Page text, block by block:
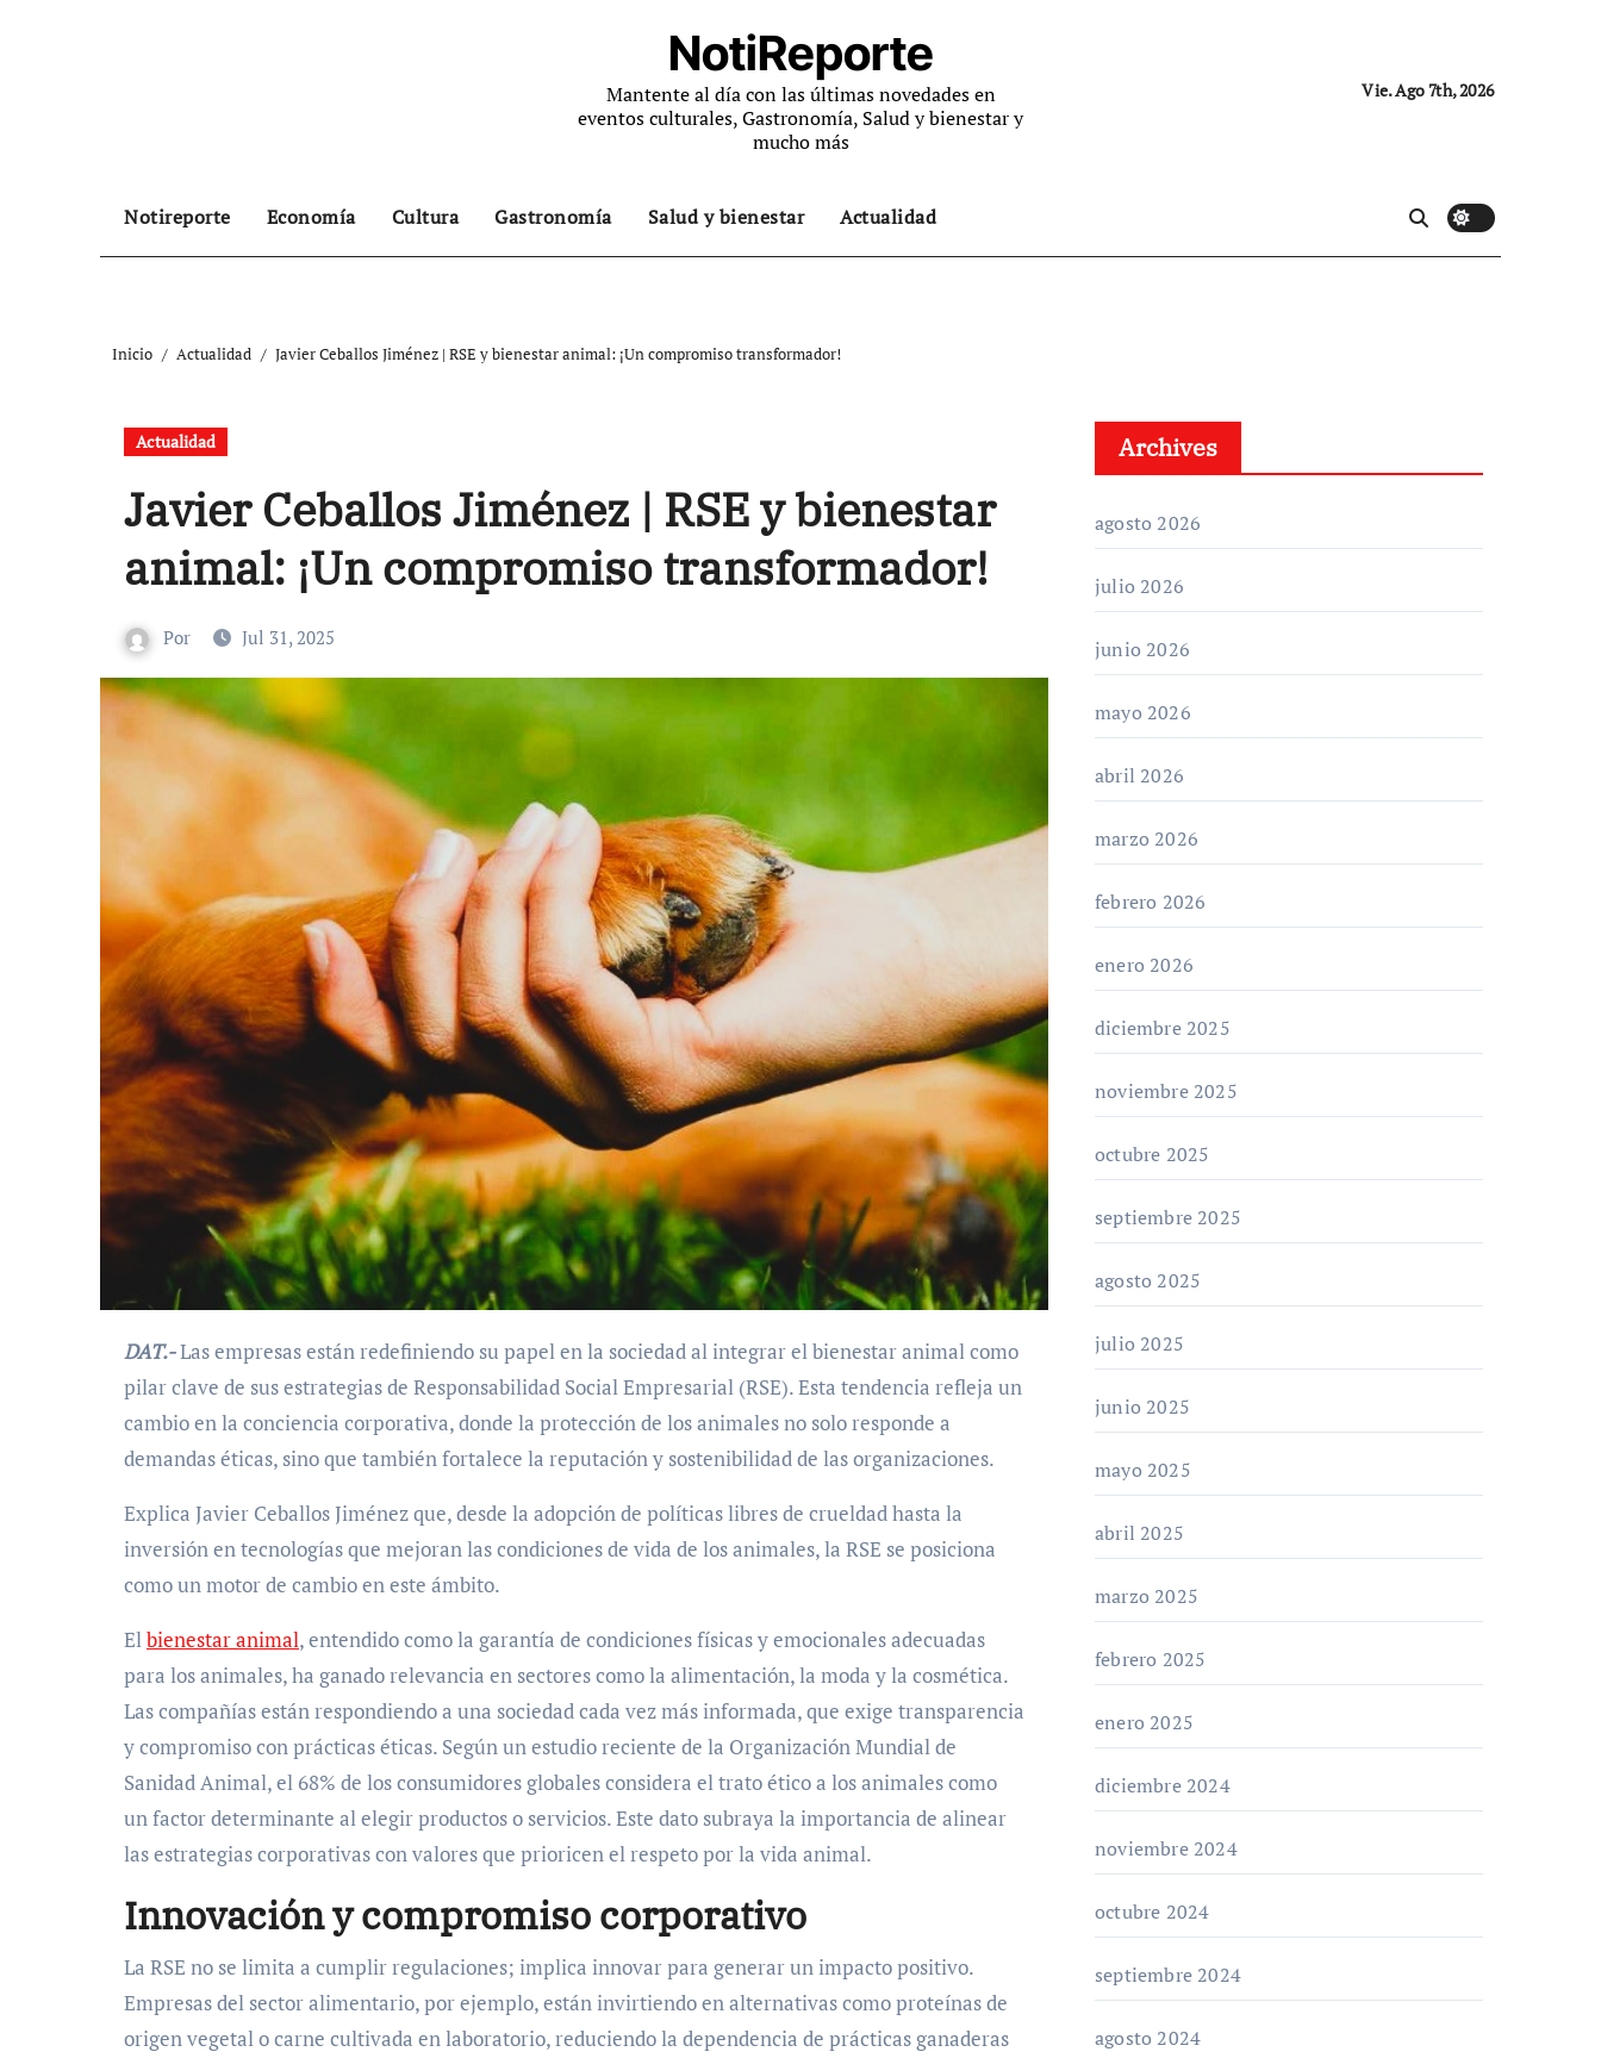
NotiReporte
Mantente al día con las últimas novedades en
eventos culturales, Gastronomía, Salud y bienestar y
mucho más
Vie. Ago 7th, 2026
Notireporte Economía Cultura Gastronomía Salud y bienestar Actualidad
Inicio Actualidad Javier Ceballos Jiménez | RSE y bienestar animal: ¡Un compromiso transformador!
Actualidad
Javier Ceballos Jiménez | RSE y bienestar
animal: ¡Un compromiso transformador!
Por Jul 31, 2025
DAT.-Las empresas están redefiniendo su papel en la sociedad al integrar el bienestar animal como
pilar clave de sus estrategias de Responsabilidad Social Empresarial (RSE). Esta tendencia refleja un
cambio en la conciencia corporativa, donde la protección de los animales no solo responde a
demandas éticas, sino que también fortalece la reputación y sostenibilidad de las organizaciones.
Explica Javier Ceballos Jiménez que, desde la adopción de políticas libres de crueldad hasta la
inversión en tecnologías que mejoran las condiciones de vida de los animales, la RSE se posiciona
como un motor de cambio en este ámbito.
Elbienestar animal, entendido como la garantía de condiciones físicas y emocionales adecuadas
para los animales, ha ganado relevancia en sectores como la alimentación, la moda y la cosmética.
Las compañías están respondiendo a una sociedad cada vez más informada, que exige transparencia
y compromiso con prácticas éticas. Según un estudio reciente de la Organización Mundial de
Sanidad Animal, el 68% de los consumidores globales considera el trato ético a los animales como
un factor determinante al elegir productos o servicios. Este dato subraya la importancia de alinear
las estrategias corporativas con valores que prioricen el respeto por la vida animal.
Innovación y compromiso corporativo
La RSE no se limita a cumplir regulaciones; implica innovar para generar un impacto positivo.
Empresas del sector alimentario, por ejemplo, están invirtiendo en alternativas como proteínas de
origen vegetal o carne cultivada en laboratorio, reduciendo la dependencia de prácticas ganaderas
Archives
agosto 2026
julio 2026
junio 2026
mayo 2026
abril 2026
marzo 2026
febrero 2026
enero 2026
diciembre 2025
noviembre 2025
octubre 2025
septiembre 2025
agosto 2025
julio 2025
junio 2025
mayo 2025
abril 2025
marzo 2025
febrero 2025
enero 2025
diciembre 2024
noviembre 2024
octubre 2024
septiembre 2024
agosto 2024